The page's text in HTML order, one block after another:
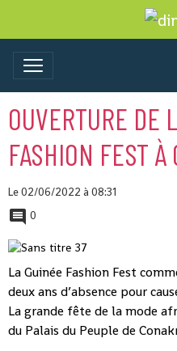
OUVERTURE DE
FASHION FEST À
Le 02/06/2022 à 08:31
0
La Guinée Fashion Fest
deux ans d’absence pour
La grande fête de la mode
du Palais du Peuple de